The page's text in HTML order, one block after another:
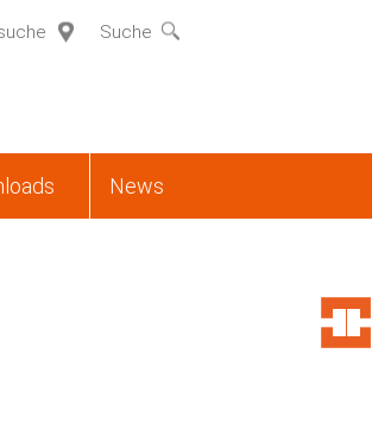
Suche
News